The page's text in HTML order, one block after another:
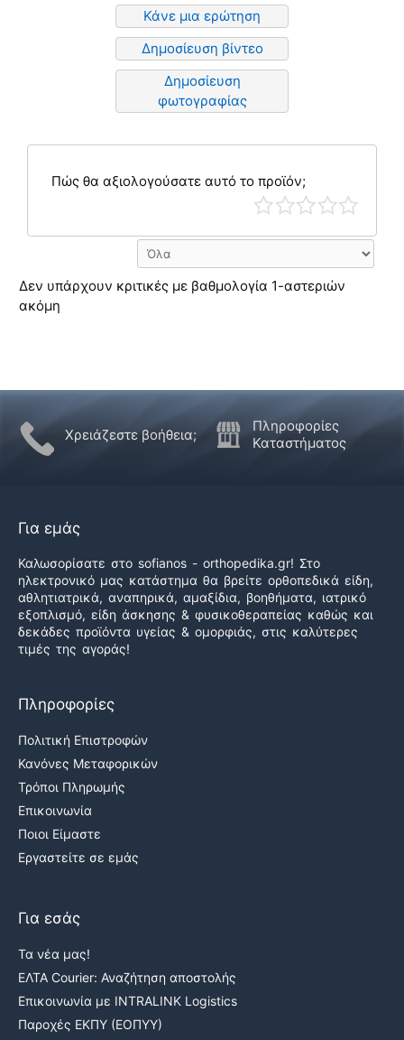
Κάνε μια ερώτηση
Δημοσίευση βίντεο
Δημοσίευση
φωτογραφίας
Πώς θα αξιολογούσατε αυτό το προϊόν;
Δεν υπάρχουν κριτικές με βαθμολογία 1-αστεριών
ακόμη
Χρειάζεστε βοήθεια;
Πληροφορίες
Καταστήματος
Για εμάς
Καλωσορίσατε στο sofianos - orthopedika.gr! Στο
ηλεκτρονικό μας κατάστημα θα βρείτε ορθοπεδικά είδη,
αθλητιατρικά, αναπηρικά, αμαξίδια, βοηθήματα, ιατρικό
εξοπλισμό, είδη άσκησης & φυσικοθεραπείας καθώς και
δεκάδες προϊόντα υγείας & ομορφιάς, στις καλύτερες
τιμές της αγοράς!
Πληροφορίες
Πολιτική Επιστροφών
Κανόνες Μεταφορικών
Τρόποι Πληρωμής
Επικοινωνία
Ποιοι Είμαστε
Εργαστείτε σε εμάς
Για εσάς
Τα νέα μας!
ΕΛΤΑ Courier: Αναζήτηση αποστολής
Επικοινωνία με INTRALINK Logistics
Παροχές ΕΚΠΥ (ΕΟΠΥΥ)